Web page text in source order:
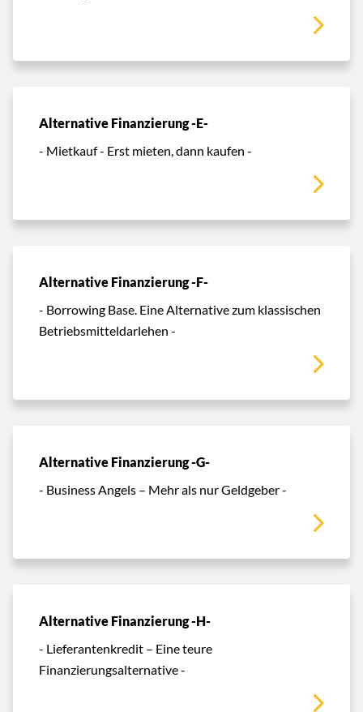
Alternative Finanzierung -E-
- Mietkauf - Erst mieten, dann kaufen -
Alternative Finanzierung -F-
- Borrowing Base. Eine Alternative zum klassischen
Betriebsmitteldarlehen -
Alternative Finanzierung -G-
- Business Angels – Mehr als nur Geldgeber -
Alternative Finanzierung -H-
- Lieferantenkredit – Eine teure
Finanzierungsalternative -